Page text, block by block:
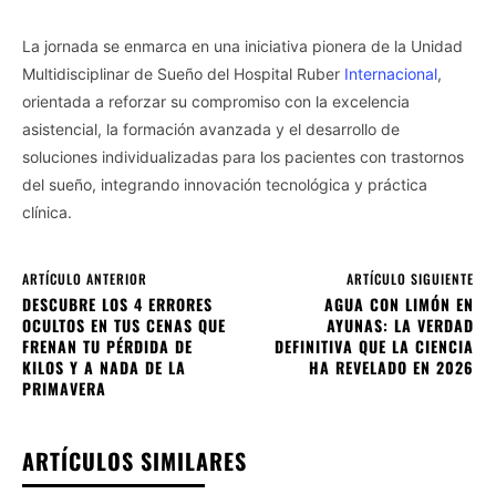
La jornada se enmarca en una iniciativa pionera de la Unidad
Multidisciplinar de Sueño del Hospital Ruber Internacional,
orientada a reforzar su compromiso con la excelencia
asistencial, la formación avanzada y el desarrollo de
soluciones individualizadas para los pacientes con trastornos
del sueño, integrando innovación tecnológica y práctica
clínica.
ARTÍCULO ANTERIOR
DESCUBRE LOS 4 ERRORES
OCULTOS EN TUS CENAS QUE
FRENAN TU PÉRDIDA DE
KILOS Y A NADA DE LA
PRIMAVERA
ARTÍCULO SIGUIENTE
AGUA CON LIMÓN EN
AYUNAS: LA VERDAD
DEFINITIVA QUE LA CIENCIA
HA REVELADO EN 2026
ARTÍCULOS SIMILARES